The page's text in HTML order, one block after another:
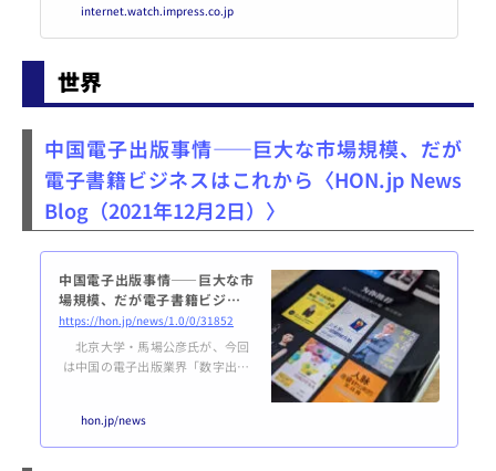
じめ経理担当者が存在するような
企業で、筆者のような個人事業主
いた。ニュースやコラムを見てい
ても、2023年にスタートする「イ
きな影響を及ぼすという話はよく
目にするのだが、電子帳簿保存法
に関しては目にしたことがなかっ
た。
internet.watch.impress.co.jp
世界
中国電子出版事情――巨大な市場規模、だが
電子書籍ビジネスはこれから〈HON.jp News
Blog（2021年12月2日）〉
中国電子出版事情――巨大な市
場規模、だが電子書籍ビジネス
はこれから
https://hon.jp/news/1.0/0/31852
北京大学・馬場公彦氏が、今回
は中国の電子出版業界「数字出版
族」 中国に「低頭族」という言
葉がある。いつでもどこでも手元
hon.jp/news